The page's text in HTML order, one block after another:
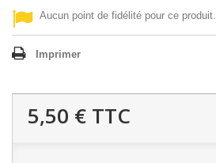
Aucun point de fidélité pour ce produit.
Imprimer
5,50 € TTC